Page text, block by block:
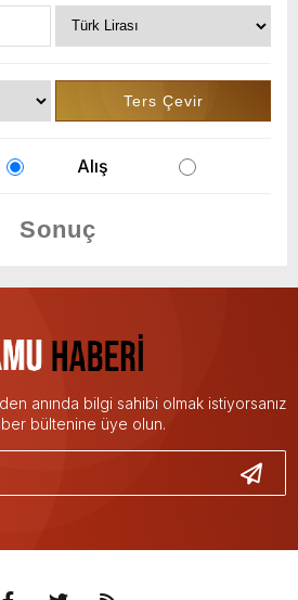
Alış
anında bilgi sahibi olmak istiyorsanız
bültenine üye olun.